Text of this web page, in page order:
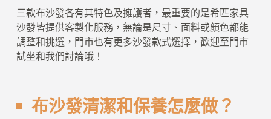
三款布沙發各有其特色及擁護者，最重要的是希匹家具
沙發皆提供客製化服務，無論是尺寸、面料或顏色都能
調整和挑選，門市也有更多沙發款式選擇，歡迎至門市
試坐和我們討論哦！
布沙發清潔和保養怎麼做？